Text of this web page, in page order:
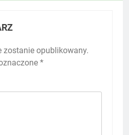
zostanie opublikowany.
*